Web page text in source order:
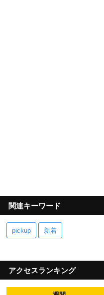
関連キーワード
pickup 新着
アクセスランキング